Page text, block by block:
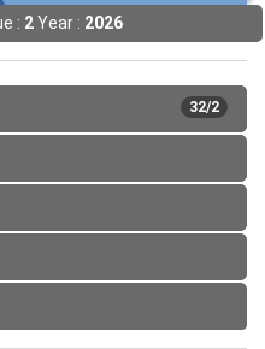
: 2Year : 2026
32/2